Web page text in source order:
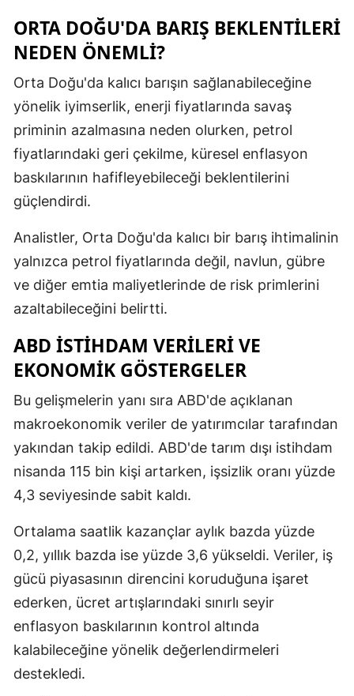
Hakkari
Isparta
Mersin
İstanbul
Kastamonu
Kayseri
Konya
Kütahya
Malatya
Mardin
ORTA DOĞU'DA BARIŞ BEKLENTILERI
NEDEN ÖNEMLI?
Orta Doğu'da kalıcı barışın sağlanabileceğine
yönelik iyimserlik, enerji fiyatlarında savaş
priminin azalmasına neden olurken, petrol
fiyatlarındaki geri çekilme, küresel enflasyon
baskılarının hafifleyebileceği beklentilerini
güçlendirdi.
Analistler, Orta Doğu'da kalıcı bir barış ihtimalinin
yalnızca petrol fiyatlarında değil, navlun, gübre
ve diğer emtia maliyetlerinde de risk primlerini
azaltabileceğini belirtti.
ABD İSTIHDAM VERILERI VE
EKONOMIK GÖSTERGELER
Bu gelişmelerin yanı sıra ABD'de açıklanan
makroekonomik veriler de yatırımcılar tarafından
yakından takip edildi. ABD'de tarım dışı istihdam
nisanda 115 bin kişi artarken, işsizlik oranı yüzde
4,3 seviyesinde sabit kaldı.
Ortalama saatlik kazançlar aylık bazda yüzde
0,2, yıllık bazda ise yüzde 3,6 yükseldi. Veriler, iş
gücü piyasasının direncini koruduğuna işaret
ederken, ücret artışlarındaki sınırlı seyir
enflasyon baskılarının kontrol altında
kalabileceğine yönelik değerlendirmeleri
destekledi.